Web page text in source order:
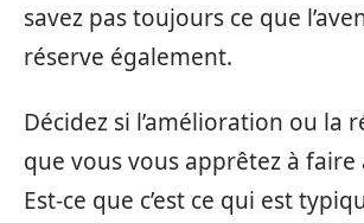
savez pas toujours ce que
réserve également.
Décidez si l’amélioration ou la
que vous vous apprêtez à faire
Est-ce que c’est ce qui est